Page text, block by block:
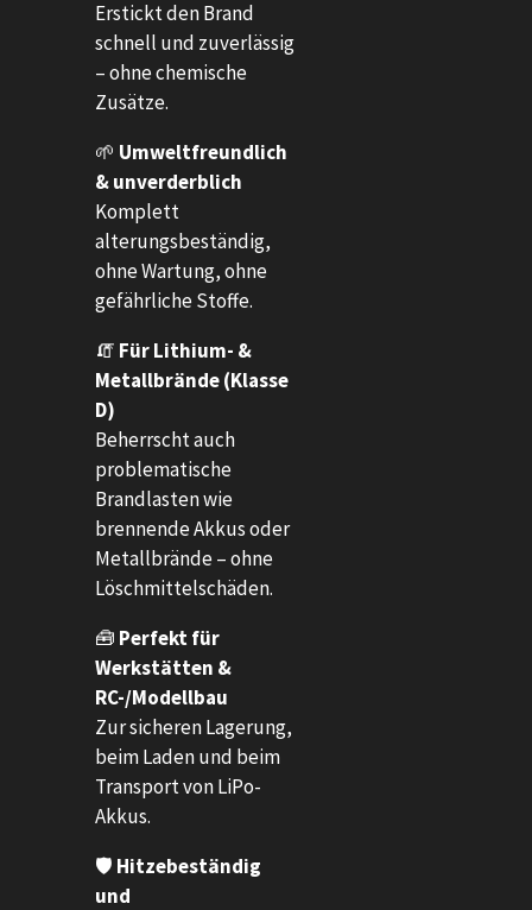
Erstickt den Brand
schnell und zuverlässig
– ohne chemische
Zusätze.
🌱 Umweltfreundlich
& unverderblich
Komplett
alterungsbeständig,
ohne Wartung, ohne
gefährliche Stoffe.
🧯 Für Lithium- &
Metallbrände (Klasse
D)
Beherrscht auch
problematische
Brandlasten wie
brennende Akkus oder
Metallbrände – ohne
Löschmittelschäden.
🧰 Perfekt für
Werkstätten &
RC-/Modellbau
Zur sicheren Lagerung,
beim Laden und beim
Transport von LiPo-
Akkus.
🛡️ Hitzebeständig
und